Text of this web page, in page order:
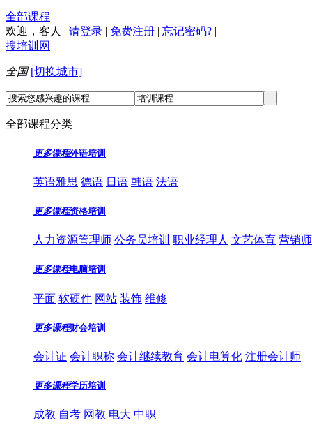
全部课程
欢迎， 客人 | 请登录 | 免费注册 | 忘记密码? |
搜培训网
全国 [切换城市]
全部课程分类
更多课程外语培训
英语雅思 德语 日语 韩语 法语
更多课程资格培训
人力资源管理师 公务员培训 职业经理人 文艺体育 营销
更多课程电脑培训
平面 软硬件 网站 装饰 维修
更多课程财会培训
会计证 会计职称 会计继续教育 会计电算化 注册会计师
更多课程学历培训
成教 自考 网教 电大 中职